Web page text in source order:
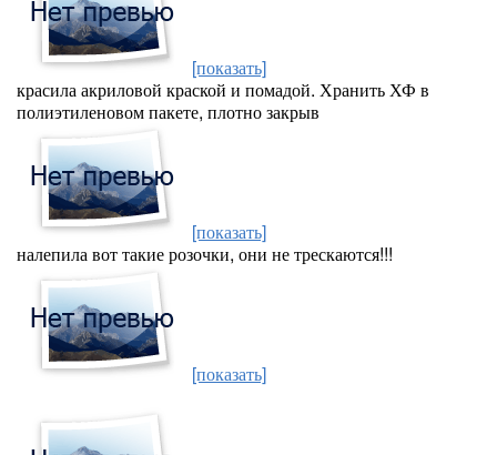
[показать]
красила акриловой краской и помадой. Хранить ХФ в
полиэтиленовом пакете, плотно закрыв
[показать]
налепила вот такие розочки, они не трескаются!!!
[показать]